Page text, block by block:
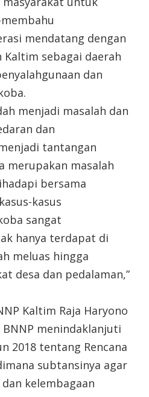
mendatang dengan
sebagai daerah
dan
menjadi masalah dan
dan
tantangan
merupakan masalah
bersama
kasus
sangat
hanya terdapat di
meluas hingga
desa dan pedalaman,”
Kaltim Raja Haryono
menindaklanjuti
2018 tentang Rencana
subtansinya agar
kelembagaan